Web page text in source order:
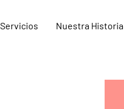
Servicios Nuestra Historia